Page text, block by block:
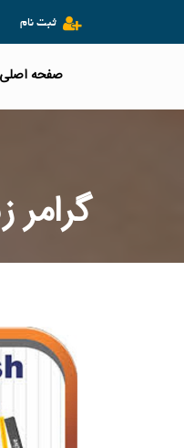
ثبت نام
صفحه اصلی
گرامر